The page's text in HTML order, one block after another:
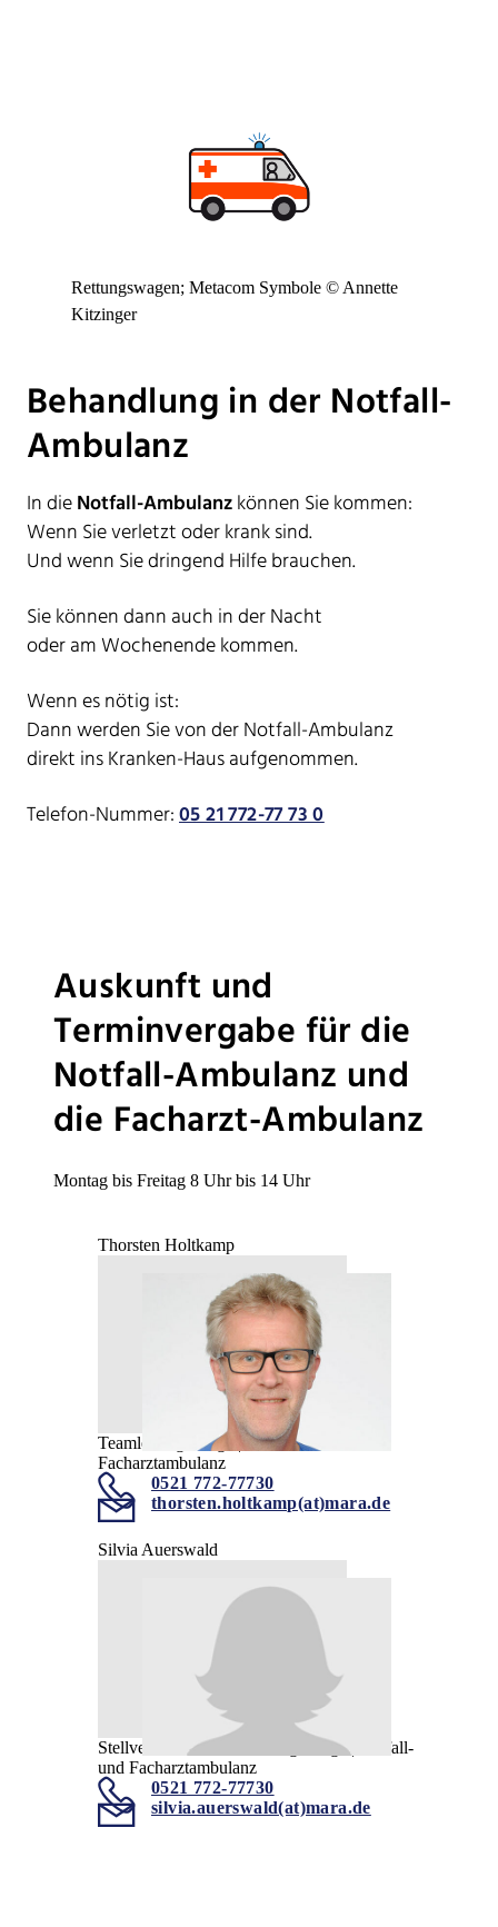
Rettungswagen; Metacom Symbole © Annette
Kitzinger
Behandlung in der Notfall-
Ambulanz
In dieNotfall-Ambulanzkönnen Sie kommen:
Wenn Sie verletzt oder krank sind.
Und wenn Sie dringend Hilfe brauchen.
Sie können dann auch in der Nacht
oder am Wochenende kommen.
Wenn es nötig ist:
Dann werden Sie von der Notfall-Ambulanz
direkt ins Kranken-Haus aufgenommen.
Telefon-Nummer:05 21 772-77 73 0
Auskunft und
Terminvergabe für die
Notfall-Ambulanz und
die Facharzt-Ambulanz
Montag bis Freitag 8 Uhr bis 14 Uhr
Thorsten Holtkamp
Teamleitung Pflege | Notfall- und
Facharztambulanz
0521 772-77730
thorsten.holtkamp(at)mara.de
Silvia Auerswald
Stellvertretende Teamleitung Pflege | Notfall-
und Facharztambulanz
0521 772-77730
silvia.auerswald(at)mara.de